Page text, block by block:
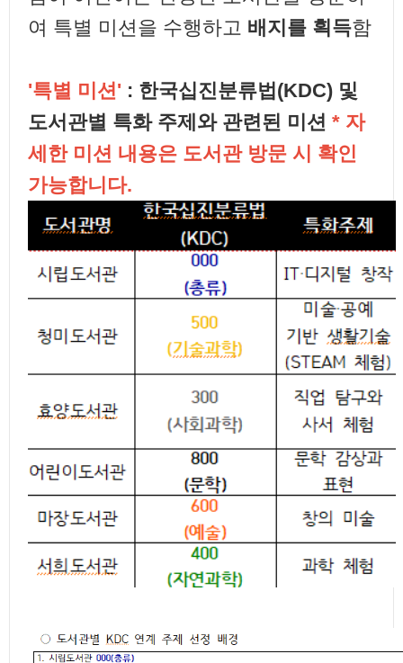
여 특별 미션을 수행하고 배지를 획득함
'특별 미션' : 한국십진분류법(KDC) 및
도서관별 특화 주제와 관련된 미션 * 자
세한 미션 내용은 도서관 방문 시 확인
가능합니다.